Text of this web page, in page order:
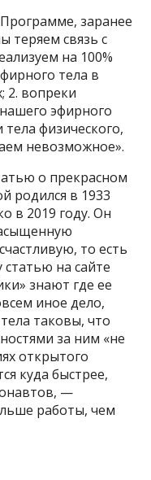
заранее
теряем связь с
на 100%
тела в
2. вопреки
эфирного
физического,
невозможное».
о прекрасном
родился в 1933
в 2019 году. Он
то есть
на сайте
знают где ее
иное дело,
таковы, что
за ним «не
открытого
куда быстрее,
—
работы, чем